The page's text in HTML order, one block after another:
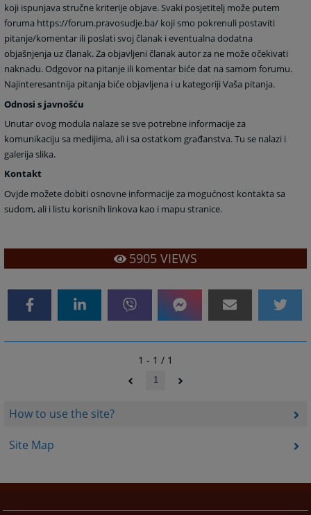
How to use the site?
Site Map
koji ispunjava stručne kriterije objave. Svaki posjetitelj može putem
foruma https://forum.pravosudje.ba/ koji smo pokrenuli postaviti
pitanje/komentar ili poslati svoj članak i eventualna dodatna
objašnjenja uz članak. Za objavljeni članak autor za ne može očekivati
naknadu. Odgovor na pitanje ili komentar biće dat na samom forumu.
Najinteresantnija pitanja biće objavljena i u kategoriji Vaša pitanja.
Odnosi s javnošću
Unutar ovog modula nalaze se sve potrebne informacije za
komunikaciju sa medijima, ali i sa ostatkom građanstva. Tu se nalazi i
galerija slika.
Kontakt
Ovjde možete dobiti osnovne informacije za mogućnost kontakta sa
sudom, ali i listu korisnih linkova kao i mapu stranice.
5905 VIEWS
1 - 1 / 1
1